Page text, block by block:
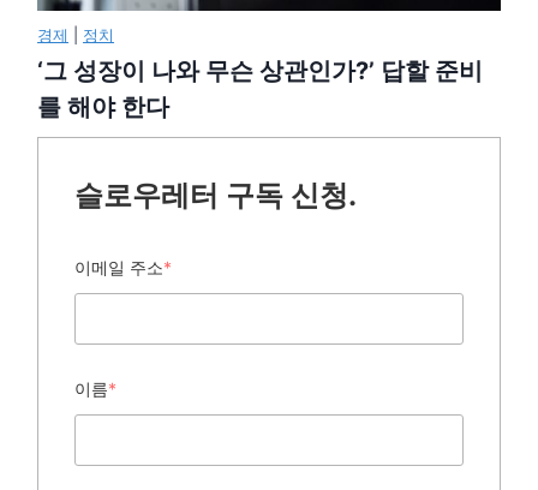
경제 정치
‘그 성장이 나와 무슨 상관인가?’ 답할 준비
를 해야 한다
슬로우레터 구독 신청.
이메일 주소*
이름*